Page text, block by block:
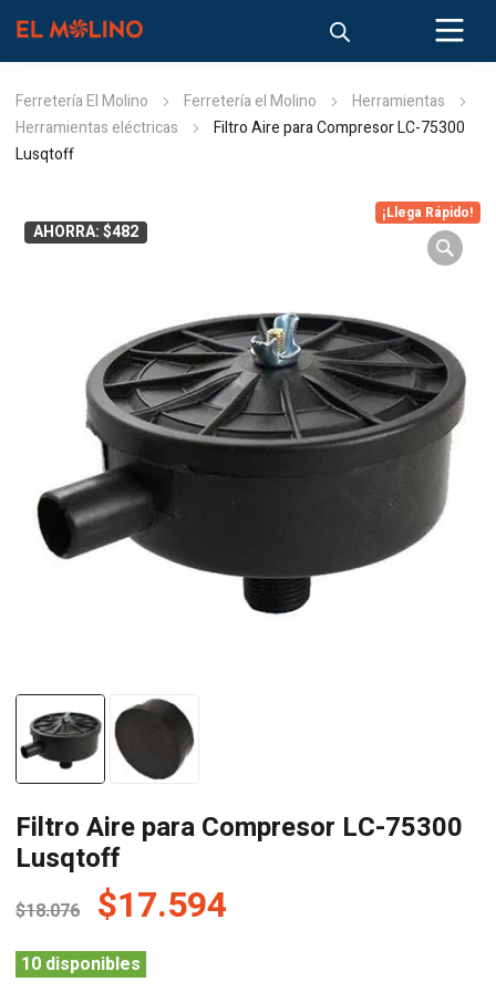
Ferretería El Molino Ferretería el Molino
Herramientas
Herramientas eléctricas
Filtro Aire para Compresor LC-75300
Lusqtoff
AHORRA: $482
¡Llega Rápido!
Filtro Aire para Compresor LC-75300
Lusqtoff
$18.076 El
precio
original
$17.594
10 disponibles